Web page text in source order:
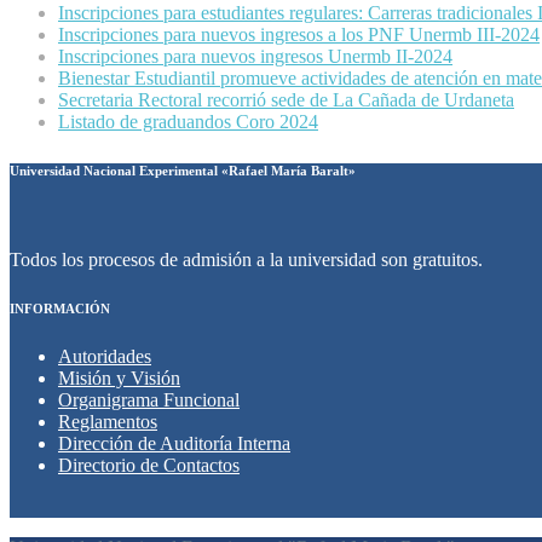
Inscripciones para estudiantes regulares: Carreras
Inscripciones para nuevos ingresos a los PNF Unermb III-2024
Inscripciones para nuevos ingresos Unermb II-2024
Bienestar Estudiantil promueve actividades de atención en
Secretaria Rectoral recorrió sede de La Cañada de Urdaneta
Listado de graduandos Coro 2024
Universidad Nacional Experimental «Rafael María Baralt»
Todos los procesos de admisión a la universidad son gratuitos.
INFORMACIÓN
Autoridades
Misión y Visión
Organigrama Funcional
Reglamentos
Dirección de Auditoría Interna
Directorio de Contactos